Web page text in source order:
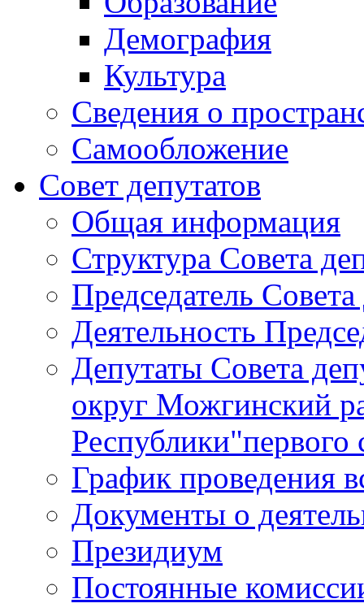
Демография
Культура
Сведения о
Самообложение
Совет депутатов
Общая информация
Структура Совета
Председатель Совета
Деятельность
Депутаты Совета
округ Можгинский
Республики"первого
График проведения
Документы о
Президиум
Постоянные